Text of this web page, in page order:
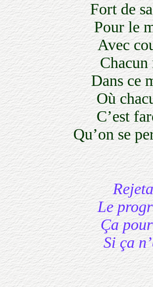
Fort de sa
Pour le
Avec
Chacun
Dans ce
Où
C’est
Qu’on se
Le
Ça
Si ça